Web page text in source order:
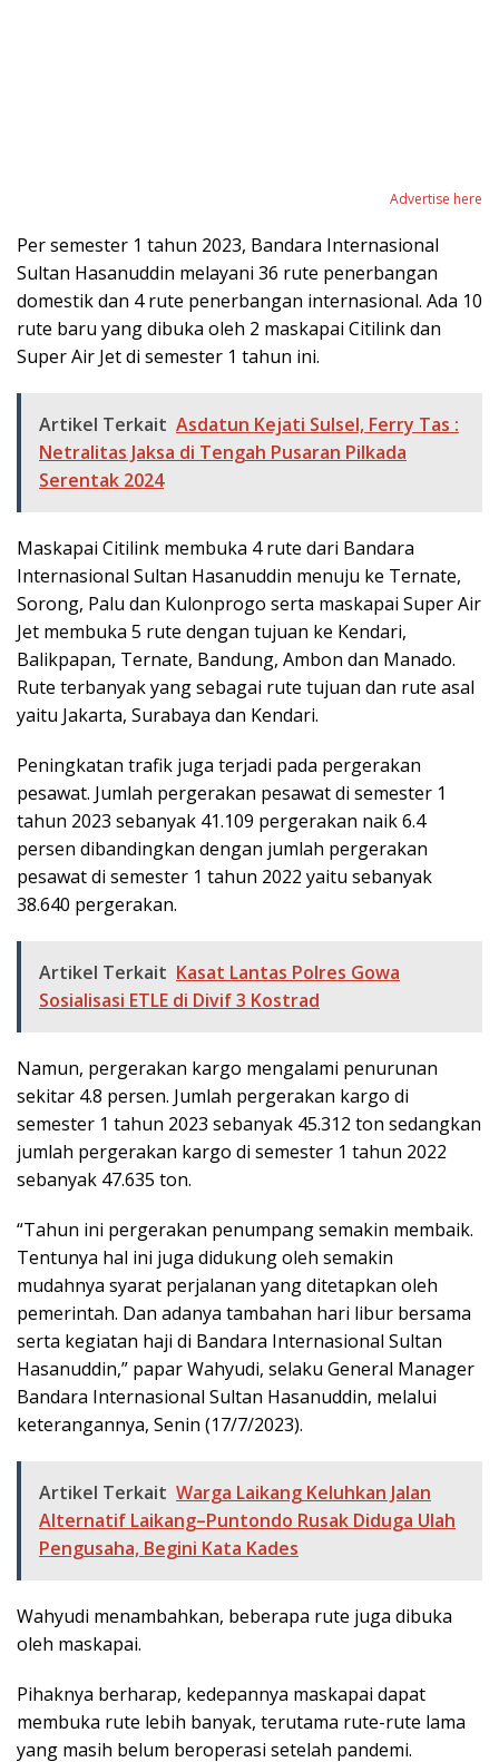
Advertise here
Per semester 1 tahun 2023, Bandara Internasional
Sultan Hasanuddin melayani 36 rute penerbangan
domestik dan 4 rute penerbangan internasional. Ada 10
rute baru yang dibuka oleh 2 maskapai Citilink dan
Super Air Jet di semester 1 tahun ini.
Artikel Terkait Asdatun Kejati Sulsel, Ferry Tas :
Netralitas Jaksa di Tengah Pusaran Pilkada
Serentak 2024
Maskapai Citilink membuka 4 rute dari Bandara
Internasional Sultan Hasanuddin menuju ke Ternate,
Sorong, Palu dan Kulonprogo serta maskapai Super Air
Jet membuka 5 rute dengan tujuan ke Kendari,
Balikpapan, Ternate, Bandung, Ambon dan Manado.
Rute terbanyak yang sebagai rute tujuan dan rute asal
yaitu Jakarta, Surabaya dan Kendari.
Peningkatan trafik juga terjadi pada pergerakan
pesawat. Jumlah pergerakan pesawat di semester 1
tahun 2023 sebanyak 41.109 pergerakan naik 6.4
persen dibandingkan dengan jumlah pergerakan
pesawat di semester 1 tahun 2022 yaitu sebanyak
38.640 pergerakan.
Artikel Terkait Kasat Lantas Polres Gowa
Sosialisasi ETLE di Divif 3 Kostrad
Namun, pergerakan kargo mengalami penurunan
sekitar 4.8 persen. Jumlah pergerakan kargo di
semester 1 tahun 2023 sebanyak 45.312 ton sedangkan
jumlah pergerakan kargo di semester 1 tahun 2022
sebanyak 47.635 ton.
“Tahun ini pergerakan penumpang semakin membaik.
Tentunya hal ini juga didukung oleh semakin
mudahnya syarat perjalanan yang ditetapkan oleh
pemerintah. Dan adanya tambahan hari libur bersama
serta kegiatan haji di Bandara Internasional Sultan
Hasanuddin,” papar Wahyudi, selaku General Manager
Bandara Internasional Sultan Hasanuddin, melalui
keterangannya, Senin (17/7/2023).
Artikel Terkait Warga Laikang Keluhkan Jalan
Alternatif Laikang–Puntondo Rusak Diduga Ulah
Pengusaha, Begini Kata Kades
Wahyudi menambahkan, beberapa rute juga dibuka
oleh maskapai.
Pihaknya berharap, kedepannya maskapai dapat
membuka rute lebih banyak, terutama rute-rute lama
yang masih belum beroperasi setelah pandemi.